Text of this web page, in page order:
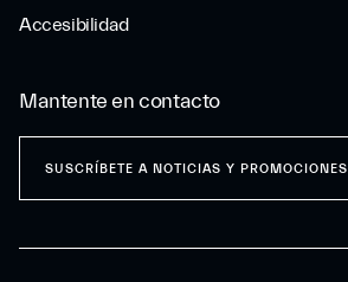
Accesibilidad
Mantente en contacto
SUSCRÍBETE A NOTICIAS Y PROMOCIONES